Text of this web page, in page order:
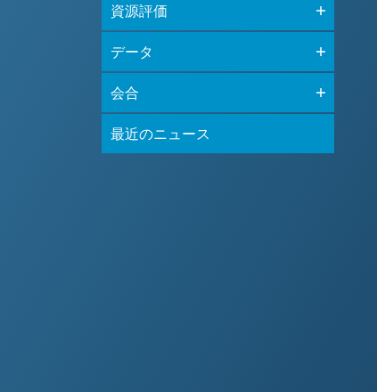
資源評価
データ
会合
最近のニュース